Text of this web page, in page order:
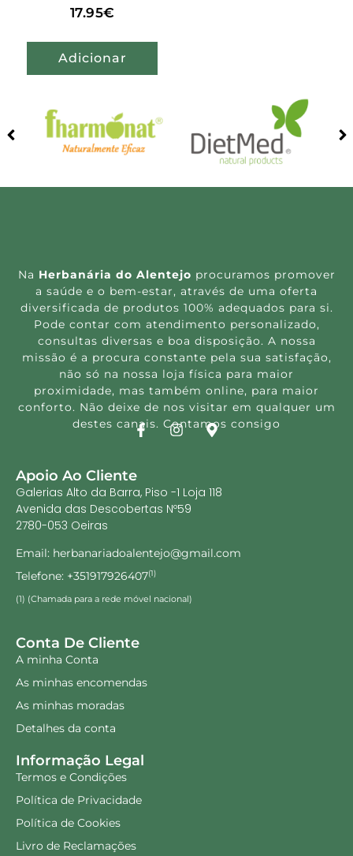
17.95€
Adicionar
Na Herbanária do Alentejo procuramos promover
a saúde e o bem-estar, através de uma oferta
diversificada de produtos 100% adequados para si.
Pode contar com atendimento personalizado,
consultas diversas e boa disposição. A nossa
missão é a procura constante pela sua satisfação,
não só na nossa loja física para maior
proximidade, mas também online, para maior
conforto. Não deixe de nos visitar em qualquer um
destes canais. Contamos consigo
Apoio Ao Cliente
Galerias Alto da Barra, Piso -1 Loja 118
Avenida das Descobertas Nº59
2780-053 Oeiras
Email: herbanariadoalentejo@gmail.com
Telefone: +351917926407(1)
(1) (Chamada para a rede móvel nacional)
Conta De Cliente
A minha Conta
As minhas encomendas
As minhas moradas
Detalhes da conta
Informação Legal
Termos e Condições
Política de Privacidade
Política de Cookies
Livro de Reclamações